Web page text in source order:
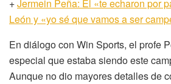
+Jermein Peña: El «te echaron por
León y «yo sé que vamos a ser
En diálogo con Win Sports, el profe
especial que estaba siendo este
Aunque no dio mayores detalles de